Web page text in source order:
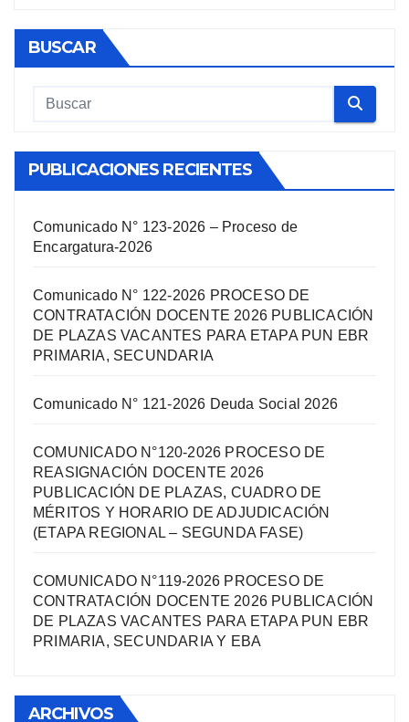
BUSCAR
PUBLICACIONES RECIENTES
Comunicado N° 123-2026 – Proceso de
Encargatura-2026
Comunicado N° 122-2026 PROCESO DE
CONTRATACIÓN DOCENTE 2026 PUBLICACIÓN
DE PLAZAS VACANTES PARA ETAPA PUN EBR
PRIMARIA, SECUNDARIA
Comunicado N° 121-2026 Deuda Social 2026
COMUNICADO N°120-2026 PROCESO DE
REASIGNACIÓN DOCENTE 2026
PUBLICACIÓN DE PLAZAS, CUADRO DE
MÉRITOS Y HORARIO DE ADJUDICACIÓN
(ETAPA REGIONAL – SEGUNDA FASE)
COMUNICADO N°119-2026 PROCESO DE
CONTRATACIÓN DOCENTE 2026 PUBLICACIÓN
DE PLAZAS VACANTES PARA ETAPA PUN EBR
PRIMARIA, SECUNDARIA Y EBA
ARCHIVOS